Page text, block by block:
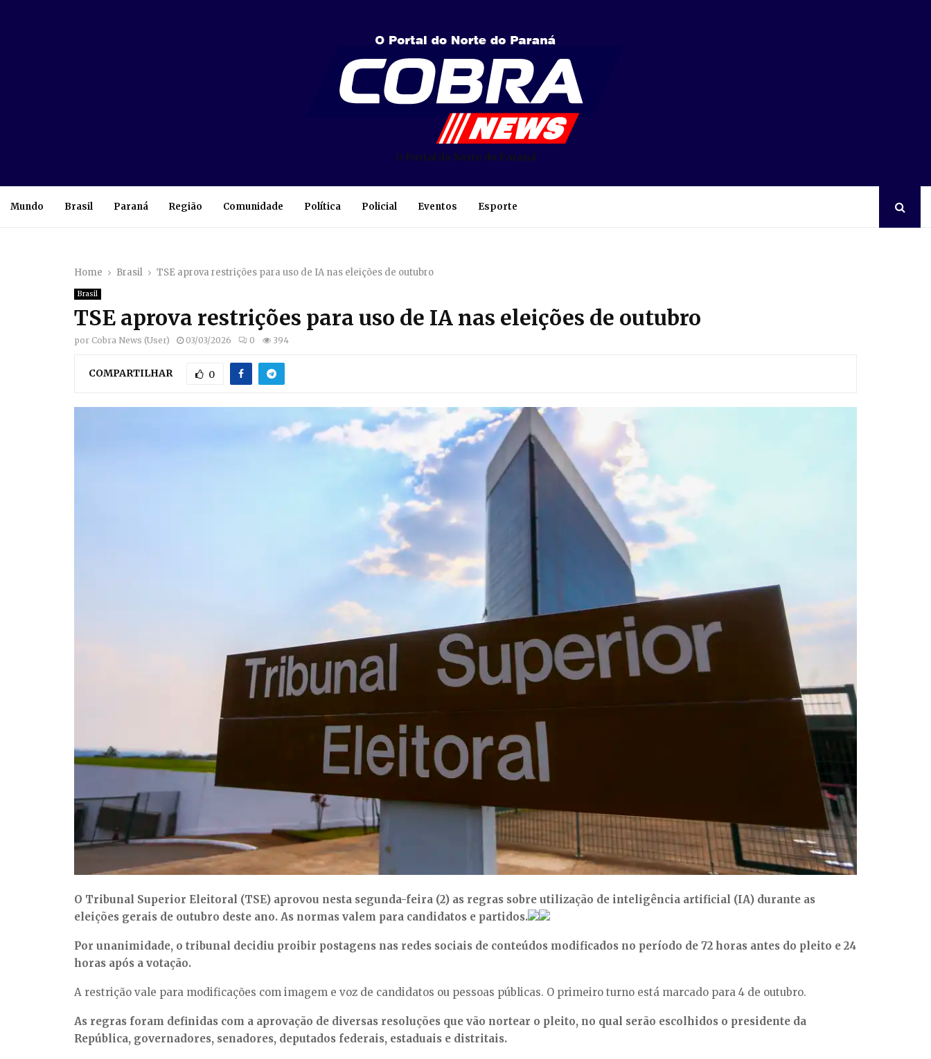
O Portal do Norte do Paraná
Mundo Brasil Paraná Região Comunidade Política Policial Eventos Esporte
Home Brasil TSE aprova restrições para uso de IA nas eleições de outubro
Brasil
TSE aprova restrições para uso de IA nas eleições de outubro
por Cobra News (User) 03/03/2026 0 394
COMPARTILHAR 0
O Tribunal Superior Eleitoral (TSE) aprovou nesta segunda-feira (2) as regras sobre utilização de inteligência artificial (IA) durante as
eleições gerais de outubro deste ano. As normas valem para candidatos e partidos.
Por unanimidade, o tribunal decidiu proibir postagens nas redes sociais de conteúdos modificados no período de 72 horas antes do pleito e 24
horas após a votação.
A restrição vale para modificações com imagem e voz de candidatos ou pessoas públicas. O primeiro turno está marcado para 4 de outubro.
As regras foram definidas com a aprovação de diversas resoluções que vão nortear o pleito, no qual serão escolhidos o presidente da
República, governadores, senadores, deputados federais, estaduais e distritais.